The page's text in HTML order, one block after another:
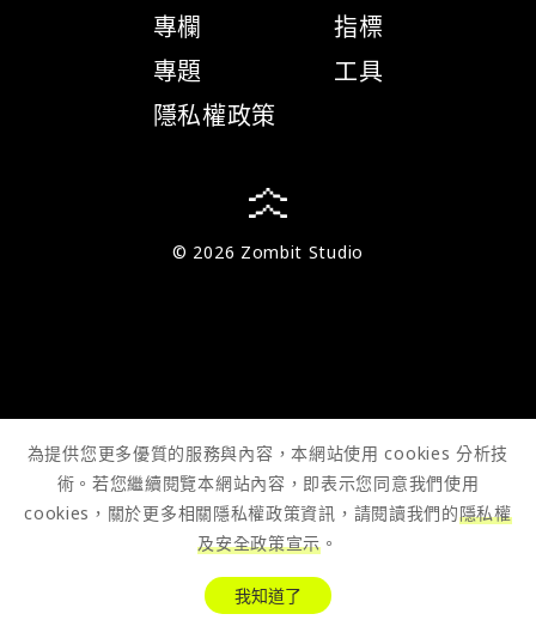
專欄
專題
隱私權政策
指標
工具
© 2026 Zombit Studio
為提供您更多優質的服務與內容，本網站使用 cookies 分析技
術。若您繼續閱覽本網站內容，即表示您同意我們使用
cookies，關於更多相關隱私權政策資訊，請閱讀我們的隱私權
及安全政策宣示 。
我知道了